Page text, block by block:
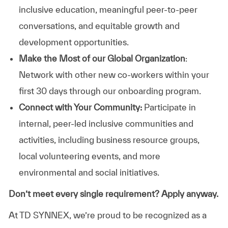
inclusive education, meaningful peer-to-peer
conversations, and equitable growth and
development opportunities.
Make the Most of our Global Organization:
Network with other new co-workers within your
first 30 days through our onboarding program.
Connect with Your Community:Participate in
internal, peer-led inclusive communities and
activities, including business resource groups,
local volunteering events, and more
environmental and social initiatives.
Don’t meet every single requirement? Apply anyway.
At TD SYNNEX, we’re proud to be recognized as a